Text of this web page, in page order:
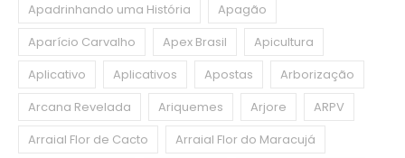
Apadrinhando uma História
Apagão
Aparício Carvalho
Apex Brasil
Apicultura
Aplicativo
Aplicativos Apostas
Arborização
Arcana Revelada
Ariquemes Arjore
ARPV
Arraial Flor de Cacto
Arraial Flor do Maracujá